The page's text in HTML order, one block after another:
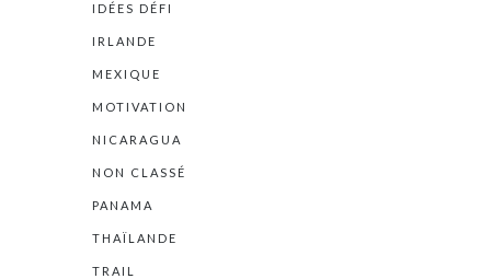
IDÉES DÉFI
IRLANDE
MEXIQUE
MOTIVATION
NICARAGUA
NON CLASSÉ
PANAMA
THAÏLANDE
TRAIL